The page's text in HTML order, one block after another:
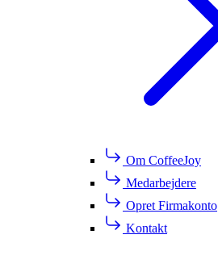
Om CoffeeJoy
Medarbejdere
Opret Firmakonto
Kontakt